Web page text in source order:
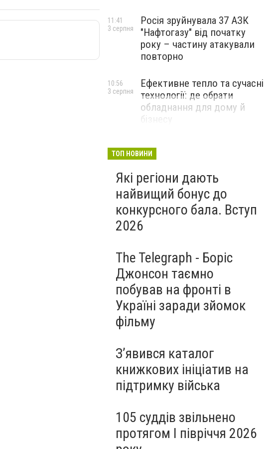
Росія зруйнувала 37 АЗК
"Нафтогазу" від початку
року – частину атакували
повторно
11:41
3 серпня
Ефективне тепло та сучасні
технології: де обрати
обладнання для дому й
бізнесу
10:56
3 серпня
ТОП НОВИНИ
Які регіони дають
найвищий бонус до
конкурсного бала. Вступ
2026
The Telegraph - Боріс
Джонсон таємно
побував на фронті в
Україні заради зйомок
фільму
З’явився каталог
книжкових ініціатив на
підтримку війська
105 суддів звільнено
протягом I півріччя 2026